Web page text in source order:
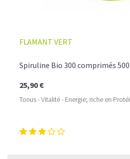
FLAMANT VERT
Spiruline Bio 300 comprimés
25,90 €